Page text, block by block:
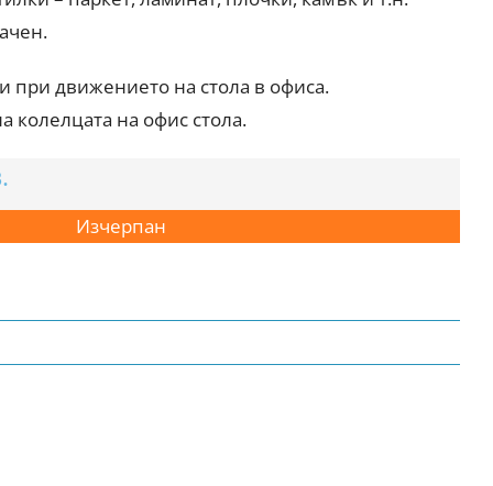
при движението на стола в офиса.
колелцата на офис стола.
Изчерпан